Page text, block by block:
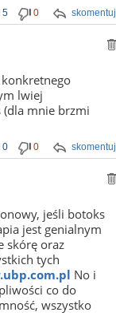
skomentuj
5 0
lwiej
(dla mnie brzmi
skomentuj
0 0
jeśli botoks
jest genialnym
skórę oraz
tych
No i
co do
wszystko